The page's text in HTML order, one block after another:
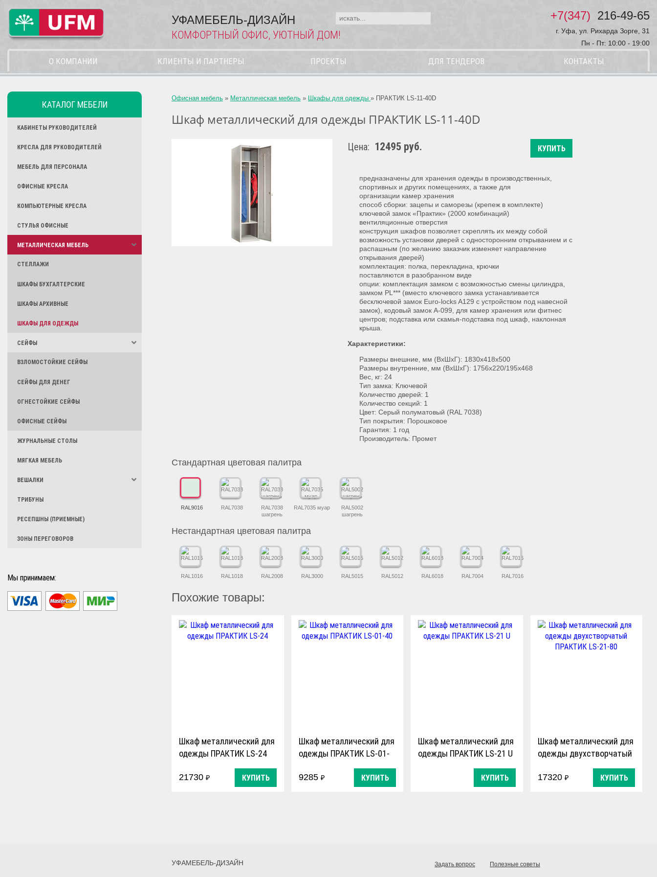
УФАМЕБЕЛЬ-ДИЗАЙН
КОМФОРТНЫЙ ОФИС, УЮТНЫЙ ДОМ!
+7(347) 216-49-65
г. Уфа, ул. Рихарда Зорге, 31
Пн - Пт: 10:00 - 19:00
О КОМПАНИИ КЛИЕНТЫ И ПАРТНЕРЫ ПРОЕКТЫ ДЛЯ ТЕНДЕРОВ КОНТАКТЫ
КАТАЛОГ МЕБЕЛИ
КАБИНЕТЫ РУКОВОДИТЕЛЕЙ
КРЕСЛА ДЛЯ РУКОВОДИТЕЛЕЙ
МЕБЕЛЬ ДЛЯ ПЕРСОНАЛА
ОФИСНЫЕ КРЕСЛА
КОМПЬЮТЕРНЫЕ КРЕСЛА
СТУЛЬЯ ОФИСНЫЕ
МЕТАЛЛИЧЕСКАЯ МЕБЕЛЬ
СТЕЛЛАЖИ
ШКАФЫ БУХГАЛТЕРСКИЕ
ШКАФЫ АРХИВНЫЕ
ШКАФЫ ДЛЯ ОДЕЖДЫ
СЕЙФЫ
ВЗЛОМОСТОЙКИЕ СЕЙФЫ
СЕЙФЫ ДЛЯ ДЕНЕГ
ОГНЕСТОЙКИЕ СЕЙФЫ
ОФИСНЫЕ СЕЙФЫ
ЖУРНАЛЬНЫЕ СТОЛЫ
МЯГКАЯ МЕБЕЛЬ
ВЕШАЛКИ
ТРИБУНЫ
РЕСЕПШНЫ (ПРИЕМНЫЕ)
ЗОНЫ ПЕРЕГОВОРОВ
Мы принимаем:
Офисная мебель » Металлическая мебель » Шкафы для одежды » ПРАКТИК LS-11-40D
Шкаф металлический для одежды ПРАКТИК LS-11-40D
Цена: 12495 руб. КУПИТЬ
предназначены для хранения одежды в производственных,
спортивных и других помещениях, а также для
организации камер хранения
способ сборки: зацепы и саморезы (крепеж в комплекте)
ключевой замок «Практик» (2000 комбинаций)
вентиляционные отверстия
конструкция шкафов позволяет скреплять их между собой
возможность установки дверей с односторонним открыванием и с
распашным (по желанию заказчик изменяет направление
открывания дверей)
комплектация: полка, перекладина, крючки
поставляются в разобранном виде
опции: комплектация замком с возможностью смены цилиндра,
замком PL*** (вместо ключевого замка устанавливается
бесключевой замок Euro-locks A129 с устройством под навесной
замок), кодовый замок А-099, для камер хранения или фитнес
центров; подставка или скамья-подставка под шкаф, наклонная
крыша.
Характеристики:
Размеры внешние, мм (ВхШхГ): 1830x418x500
Размеры внутренние, мм (ВхШхГ): 1756x220/195x468
Вес, кг: 24
Тип замка: Ключевой
Количество дверей: 1
Количество секций: 1
Цвет: Серый полуматовый (RAL 7038)
Тип покрытия: Порошковое
Гарантия: 1 год
Производитель: Промет
Стандартная цветовая палитра
RAL9016 RAL7038
RAL7038
шагрень
RAL7035 муар
RAL5002
шагрень
Нестандартная цветовая палитра
RAL1016 RAL1018 RAL2008 RAL3000 RAL5015 RAL5012 RAL6018 RAL7004 RAL7016
Похожие товары:
Шкаф металлический для
одежды ПРАКТИК LS-24
21730 ₽ КУПИТЬ
Шкаф металлический для
одежды ПРАКТИК LS-01-
9285 ₽ КУПИТЬ
Шкаф металлический для
одежды ПРАКТИК LS-21 U
КУПИТЬ
Шкаф металлический для
одежды двухстворчатый
17320 ₽ КУПИТЬ
УФАМЕБЕЛЬ-ДИЗАЙН Задать вопрос Полезные советы